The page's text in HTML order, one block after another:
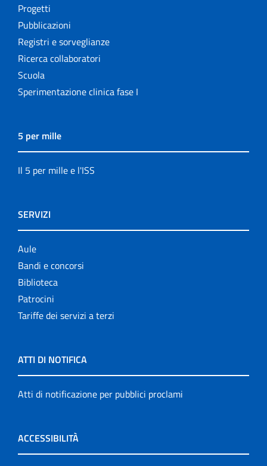
Progetti
Pubblicazioni
Registri e sorveglianze
Ricerca collaboratori
Scuola
Sperimentazione clinica fase I
5 per mille
Il 5 per mille e l'ISS
SERVIZI
Aule
Bandi e concorsi
Biblioteca
Patrocini
Tariffe dei servizi a terzi
ATTI DI NOTIFICA
Atti di notificazione per pubblici proclami
ACCESSIBILITÀ